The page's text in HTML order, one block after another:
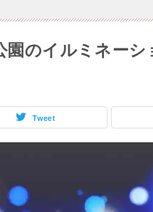
園のイルミネー
Tweet